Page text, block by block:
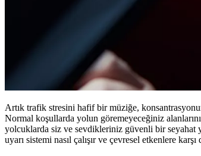
Artık trafik stresini hafif bir müziğe,
Normal koşullarda yolun göremeyeceğiniz
yolcuklarda siz ve sevdikleriniz güvenli bir seyahat
uyarı sistemi nasıl çalışır ve çevresel etkenlere karşı